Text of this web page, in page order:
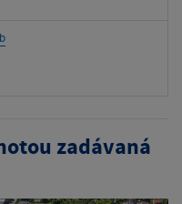
zadávaná